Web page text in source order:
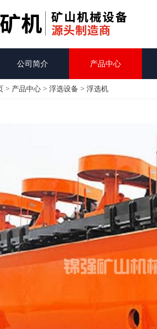
公司简介 产品中心
> 产品中心 > 浮选设备 > 浮选机